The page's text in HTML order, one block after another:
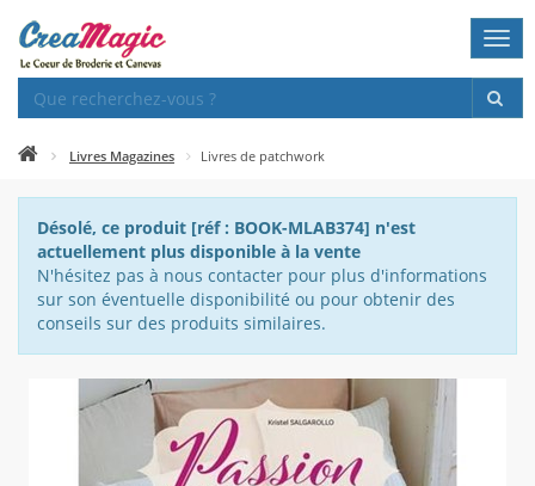
Livres Magazines Livres de patchwork
Désolé, ce produit [réf : BOOK-MLAB374] n'est
actuellement plus disponible à la vente
N'hésitez pas à nous contacter pour plus d'informations
sur son éventuelle disponibilité ou pour obtenir des
conseils sur des produits similaires.